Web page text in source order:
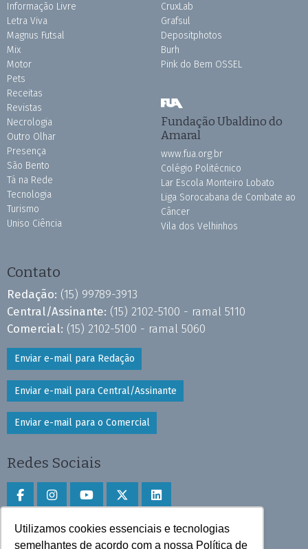
Utilizamos cookies essenciais e tecnologias
semelhantes de acordo com a nossa Política de
Informação Livre
Letra Viva
Magnus Futsal
Mix
Motor
Pets
Receitas
Revistas
Necrologia
Outro Olhar
Presença
São Bento
Tá na Rede
Tecnologia
Turismo
Uniso Ciência
CruxLab
Grafsul
Depositphotos
Burh
Pink do Bem OSSEL
Fundação Ubaldino do
Amaral
www.fua.org.br
Colégio Politécnico
Lar Escola Monteiro Lobato
Liga Sorocabana de Combate ao
Câncer
Vila dos Velhinhos
Contato
Redação: (15) 99789-3913
Central/Assinante: (15) 2102-5100 - ramal 5110
Comercial: (15) 2102-5100 - ramal 5060
Enviar e-mail para Redação
Enviar e-mail para Central/Assinante
Enviar e-mail para o Comercial
Redes Sociais
Faça download do aplicativo